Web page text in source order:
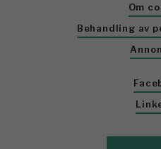
Om
Behandling av